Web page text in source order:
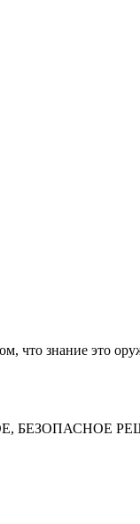
что знание это
БЕЗОПАСНОЕ